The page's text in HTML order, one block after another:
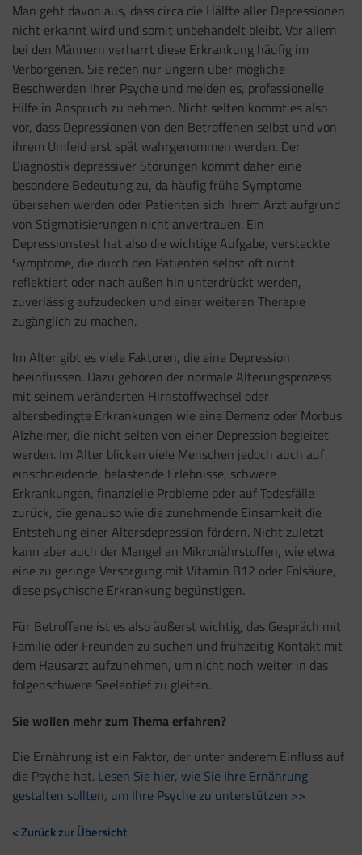
Man geht davon aus, dass circa die Hälfte aller Depressionen
nicht erkannt wird und somit unbehandelt bleibt. Vor allem
bei den Männern verharrt diese Erkrankung häufig im
Verborgenen. Sie reden nur ungern über mögliche
Beschwerden ihrer Psyche und meiden es, professionelle
Hilfe in Anspruch zu nehmen. Nicht selten kommt es also
vor, dass Depressionen von den Betroffenen selbst und von
ihrem Umfeld erst spät wahrgenommen werden. Der
Diagnostik depressiver Störungen kommt daher eine
besondere Bedeutung zu, da häufig frühe Symptome
übersehen werden oder Patienten sich ihrem Arzt aufgrund
von Stigmatisierungen nicht anvertrauen. Ein
Depressionstest hat also die wichtige Aufgabe, versteckte
Symptome, die durch den Patienten selbst oft nicht
reflektiert oder nach außen hin unterdrückt werden,
zuverlässig aufzudecken und einer weiteren Therapie
zugänglich zu machen.
Im Alter gibt es viele Faktoren, die eine Depression
beeinflussen. Dazu gehören der normale Alterungsprozess
mit seinem veränderten Hirnstoffwechsel oder
altersbedingte Erkrankungen wie eine Demenz oder Morbus
Alzheimer, die nicht selten von einer Depression begleitet
werden. Im Alter blicken viele Menschen jedoch auch auf
einschneidende, belastende Erlebnisse, schwere
Erkrankungen, finanzielle Probleme oder auf Todesfälle
zurück, die genauso wie die zunehmende Einsamkeit die
Entstehung einer Altersdepression fördern. Nicht zuletzt
kann aber auch der Mangel an Mikronährstoffen, wie etwa
eine zu geringe Versorgung mit Vitamin B12 oder Folsäure,
diese psychische Erkrankung begünstigen.
Für Betroffene ist es also äußerst wichtig, das Gespräch mit
Familie oder Freunden zu suchen und frühzeitig Kontakt mit
dem Hausarzt aufzunehmen, um nicht noch weiter in das
folgenschwere Seelentief zu gleiten.
Sie wollen mehr zum Thema erfahren?
Die Ernährung ist ein Faktor, der unter anderem Einfluss auf
die Psyche hat. Lesen Sie hier, wie Sie Ihre Ernährung
gestalten sollten, um Ihre Psyche zu unterstützen >>
< Zurück zur Übersicht